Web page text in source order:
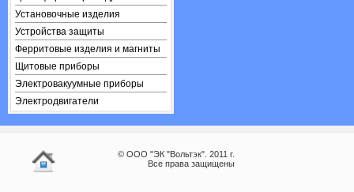
Установочные изделия
Устройства защиты
Ферритовые изделия и магниты
Щитовые приборы
Электровакуумные приборы
Электродвигатели
© ООО "ЭК "Вольтэк". 2011 г.
Все права защищены